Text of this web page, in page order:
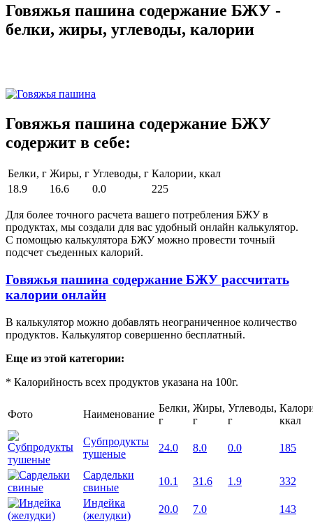
Говяжья пашина содержание БЖУ -
белки, жиры, углеводы, калории
Говяжья пашина содержание БЖУ
содержит в себе:
Белки, г Жиры, г Углеводы, г Калории, ккал
18.9
16.6 0.0 225
Для более точного расчета вашего потребления БЖУ в
продуктах, мы создали для вас удобный онлайн калькулятор.
С помощью калькулятора БЖУ можно провести точный
подсчет съеденных калорий.
Говяжья пашина содержание БЖУ рассчитать
калории онлайн
В калькулятор можно добавлять неограниченное количество
продуктов. Калькулятор совершенно бесплатный.
Еще из этой категории:
* Калорийность всех продуктов указана на 100г.
Фото Наименование
Белки,
г
Жиры,
г
Углеводы,
г
ккал
Субпродукты
тушеные
24.0 8.0 0.0 185
Сардельки
свиные
10.1 31.6 1.9
332
Индейка
(желудки)
20.0 7.0 143